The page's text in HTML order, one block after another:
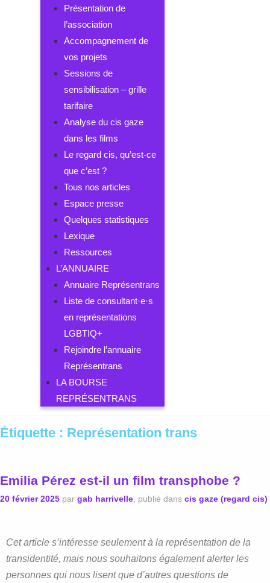
Présentation de
l’association
Accompagnement de
vos projets
Sessions de
sensibilisation – grille
tarifaire
Analyse du cis gaze
dans les films
Le regard cis, qu’est-ce
que c’est ?
Tous nos articles
Espace presse
Quelques statistiques
Lexique
Ressources
L’ANNUAIRE
Annuaire Représentrans
Liste de consultant·e·s
en représentations
LGBTIQ+
Rejoindre l’annuaire
Représentrans
LA BOURSE
REPRÉSENTRANS
Étiquette : Représentation trans
Emilia Pérez est-il un film transphobe ?
20 février 2025 par gab harrivelle , publié dans cis gaze (regard cis)
Cet article s’intéresse seulement à la représentation de la
transidentité, mais nous souhaitons également alerter les
personnes qui nous lisent que d’autres questions de